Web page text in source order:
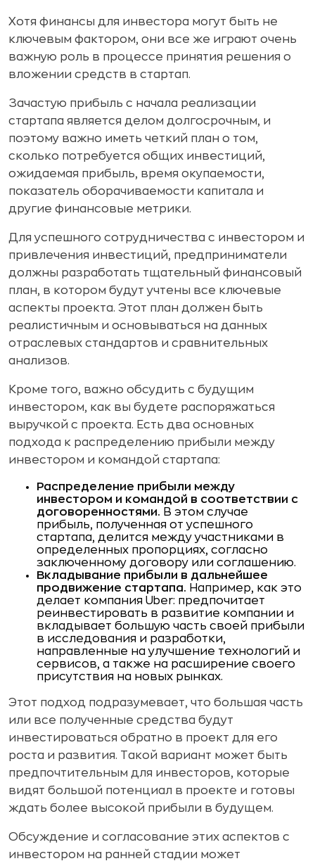
Хотя финансы для инвестора могут быть не
ключевым фактором, они все же играют очень
важную роль в процессе принятия решения о
вложении средств в стартап.
Зачастую прибыль с начала реализации
стартапа является делом долгосрочным, и
поэтому важно иметь четкий план о том,
сколько потребуется общих инвестиций,
ожидаемая прибыль, время окупаемости,
показатель оборачиваемости капитала и
другие финансовые метрики.
Для успешного сотрудничества с инвестором и
привлечения инвестиций, предприниматели
должны разработать тщательный финансовый
план, в котором будут учтены все ключевые
аспекты проекта. Этот план должен быть
реалистичным и основываться на данных
отраслевых стандартов и сравнительных
анализов.
Кроме того, важно обсудить с будущим
инвестором, как вы будете распоряжаться
выручкой с проекта. Есть два основных
подхода к распределению прибыли между
инвестором и командой стартапа:
Распределение прибыли между
инвестором и командой в соответствии с
договоренностями. В этом случае
прибыль, полученная от успешного
стартапа, делится между участниками в
определенных пропорциях, согласно
заключенному договору или соглашению.
Вкладывание прибыли в дальнейшее
продвижение стартапа. Например, как это
делает компания Uber: предпочитает
реинвестировать в развитие компании и
вкладывает большую часть своей прибыли
в исследования и разработки,
направленные на улучшение технологий и
сервисов, а также на расширение своего
присутствия на новых рынках.
Этот подход подразумевает, что большая часть
или все полученные средства будут
инвестироваться обратно в проект для его
роста и развития. Такой вариант может быть
предпочтительным для инвесторов, которые
видят большой потенциал в проекте и готовы
ждать более высокой прибыли в будущем.
Обсуждение и согласование этих аспектов с
инвестором на ранней стадии может